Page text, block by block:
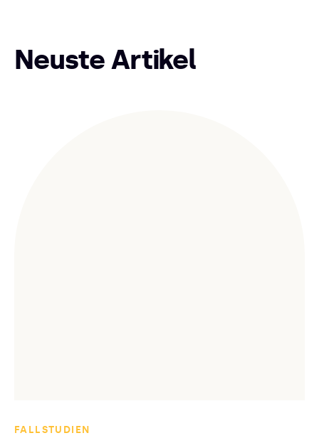
Neuste Artikel
FALLSTUDIEN